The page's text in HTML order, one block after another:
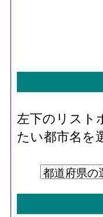
左下のリスト
たい都市名を